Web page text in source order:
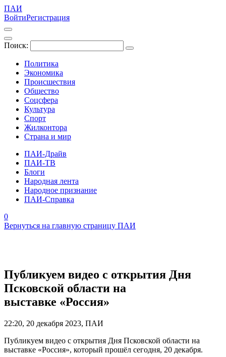
ПАИ
ВойтиРегистрация
Поиск:
Политика
Экономика
Происшествия
Общество
Соцсфера
Культура
Спорт
Жилконтора
Страна и мир
ПАИ-Драйв
ПАИ-ТВ
Блоги
Народная лента
Народное признание
ПАИ-Справка
0
Вернуться на главную страницу ПАИ
Публикуем видео с открытия Дня
Псковской области на
выставке «Россия»
22:20, 20 декабря 2023, ПАИ
Публикуем видео с открытия Дня Псковской области на
выставке «Россия», который прошёл сегодня, 20 декабря.